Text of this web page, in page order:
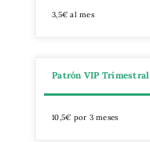
3,5€ al mes
Patrón VIP Trimestral
10,5€ por 3 meses